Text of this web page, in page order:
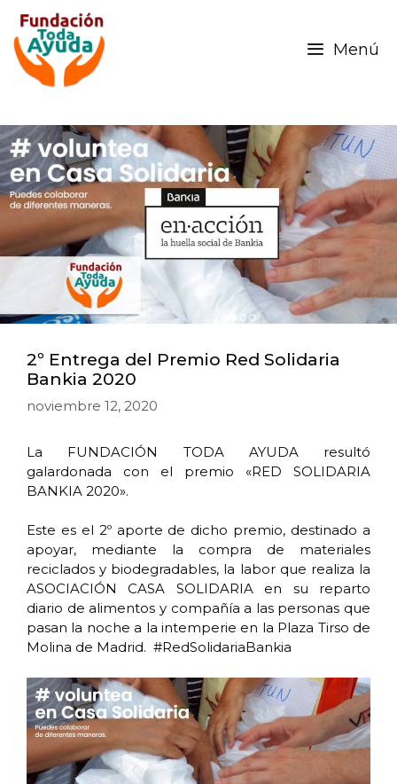
Menú
2º Entrega del Premio Red Solidaria
Bankia 2020
noviembre 12, 2020
La FUNDACIÓN TODA AYUDA resultó
galardonada con el premio «RED SOLIDARIA
BANKIA 2020».
Este es el 2º aporte de dicho premio, destinado a
apoyar, mediante la compra de materiales
reciclados y biodegradables, la labor que realiza la
ASOCIACIÓN CASA SOLIDARIA en su reparto
diario de alimentos y compañía a las personas que
pasan la noche a la intemperie en la Plaza Tirso de
Molina de Madrid. #RedSolidariaBankia